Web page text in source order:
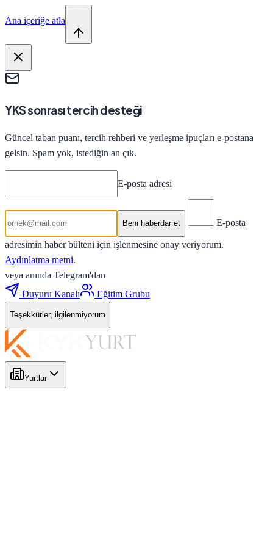
Ana içeriğe atla
YKS sonrası tercih desteği
Güncel taban puanı, tercih rehberi ve yerleşme ipuçları e-postana
gelsin. Spam yok, istediğin an çık.
E-posta adresi
Beni haberdar et E-posta
adresimin haber bülteni için işlenmesine onay veriyorum.
Aydınlatma metni.
veya anında Telegram'dan
Duyuru Kanalı
Eğitim Grubu
Teşekkürler, ilgilenmiyorum
Yurtlar